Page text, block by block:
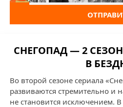
СНЕГОПАД — 2
В
Во второй сезоне сериала
развиваются стремительно и
не становится исключением. В